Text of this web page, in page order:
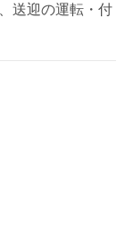
送迎の運転・付